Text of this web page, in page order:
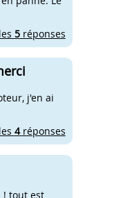
5réponses
j'en ai
4réponses
! tout est